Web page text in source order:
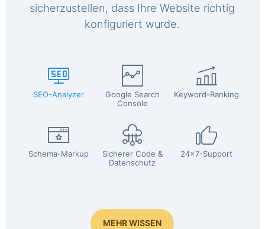
sicherzustellen, dass Ihre Website richtig
konfiguriert wurde.
SEO-Analyzer
Google Search
Console
Keyword-Ranking
Schema-Markup
Sicherer Code &
Datenschutz
24x7-Support
MEHR WISSEN